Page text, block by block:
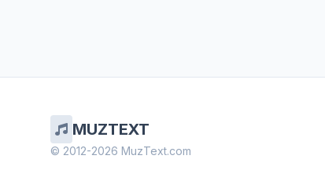
MUZTEXT
© 2012-2026 MuzText.com